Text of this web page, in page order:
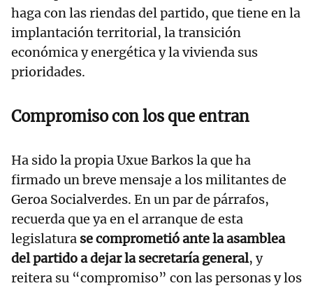
haga con las riendas del partido, que tiene en la
implantación territorial, la transición
económica y energética y la vivienda sus
prioridades.
Compromiso con los que entran
Ha sido la propia Uxue Barkos la que ha
firmado un breve mensaje a los militantes de
Geroa Socialverdes. En un par de párrafos,
recuerda que ya en el arranque de esta
legislatura se comprometió ante la asamblea
del partido a dejar la secretaría general, y
reitera su “compromiso” con las personas y los